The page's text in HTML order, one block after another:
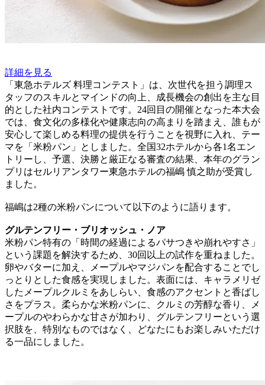
詳細を見る
「東急ホテルズ 料理コンテスト」は、次世代を担う調理ス
タッフのスキルとマインドの向上、成長機会の創出を主な目
的とした社内コンテストです。24回目の開催となった本大会
では、食文化の多様化や健康志向の高まりを踏まえ、誰もが
安心して楽しめる料理の提供を行うことを視野に入れ、テー
マを「米粉パン」としました。全国32ホテルから各1名エン
トリーし、予選、決勝と厳正なる審査の結果、本年のグラン
プリはセルリアンタワー東急ホテルの福嶋 慎之助が受賞し
ました。
福嶋は2種の米粉パンについて以下のように語ります。
グルテンフリー・ブリオッシュ・ノア
米粉パン特有の「時間の経過によるパサつきや崩れやすさ」
という課題を解決するため、30回以上の試作を重ねました。
卵やバターに加え、メープルやマジパンを配合することでし
っとりとした食感を実現しました。表面には、キャラメリゼ
したメープルクルミをあしらい、食感のアクセントと香ばし
さをプラス。柔らかな米粉パンに、クルミの芳醇な香り、メ
ープルのやわらかな甘さが加わり、グルテンフリーという選
択肢を、特別なものではなく、どなたにもお楽しみいただけ
る一品にしました。